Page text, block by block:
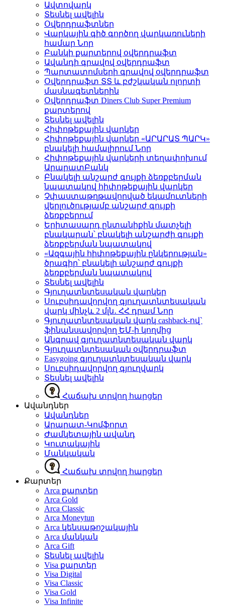
Ավտովարկ
Տեսնել ավելին
Օվերդրաֆտներ
Վարկային գիծ գործող վարկառուների
համար Նոր
Բանկի քարտերով օվերդրաֆտ
Ավանդի գրավով օվերդրաֆտ
Պարտատոմսերի գրավով օվերդրաֆտ
Օվերդրաֆտ ՏՏ և բժշկական ոլորտի
մասնագետներին
Օվերդրաֆտ Diners Club Super Premium
քարտերով
Տեսնել ավելին
Հիփոթեքային վարկեր
Հիփոթեքային վարկեր «ԱՐԱՐԱՏ ՊԱՐԿ»
բնակելի համալիրումՆոր
Հիփոթեքային վարկերի տեղափոխում
ԱրարատԲանկ
Բնակելի անշարժ գույքի ձեռքբերման
նպատակով հիփոթեքային վարկեր
Չփաստաթղթավորված եկամուտների
վերլուծությամբ անշարժ գույքի
ձեռքբերում
Երիտասարդ ընտանիքին մատչելի
բնակարան՝ բնակելի անշարժի գույքի
ձեռքբերման նպատակով
«Ազգային հիփոթեքային ընկերության»
ծրագիր՝ բնակելի անշարժ գույքի
ձեռքբերման նպատակով
Տեսնել ավելին
Գյուղատնտեսական վարկեր
Սուբսիդավորվող գյուղատնտեսական
վարկ մինչև 2 մլն․ ՀՀ դրամՆոր
Գյուղատնտեսական վարկ cashback-ով`
ֆինանսավորվող ԵՄ-ի կողմից
Անգրավ գյուղատնտեսական վարկ
Գյուղատնտեսական օվերդրաֆտ
Easygoing գյուղատնտեսական վարկ
Սուբսիդավորվող գյուղվարկ
Տեսնել ավելին
Հաճախ տրվող հարցեր
Ավանդներ
Ավանդներ
Արարատ-Կոմֆորտ
Ժամկետային ավանդ
Կուտակային
Մանկական
Հաճախ տրվող հարցեր
Քարտեր
Arca քարտեր
Arca Gold
Arca Classic
Arca Moneytun
Arca կենսաթոշակային
Arca մանկան
Arca Gift
Տեսնել ավելին
Visa քարտեր
Visa Digital
Visa Classic
Visa Gold
Visa Infinite